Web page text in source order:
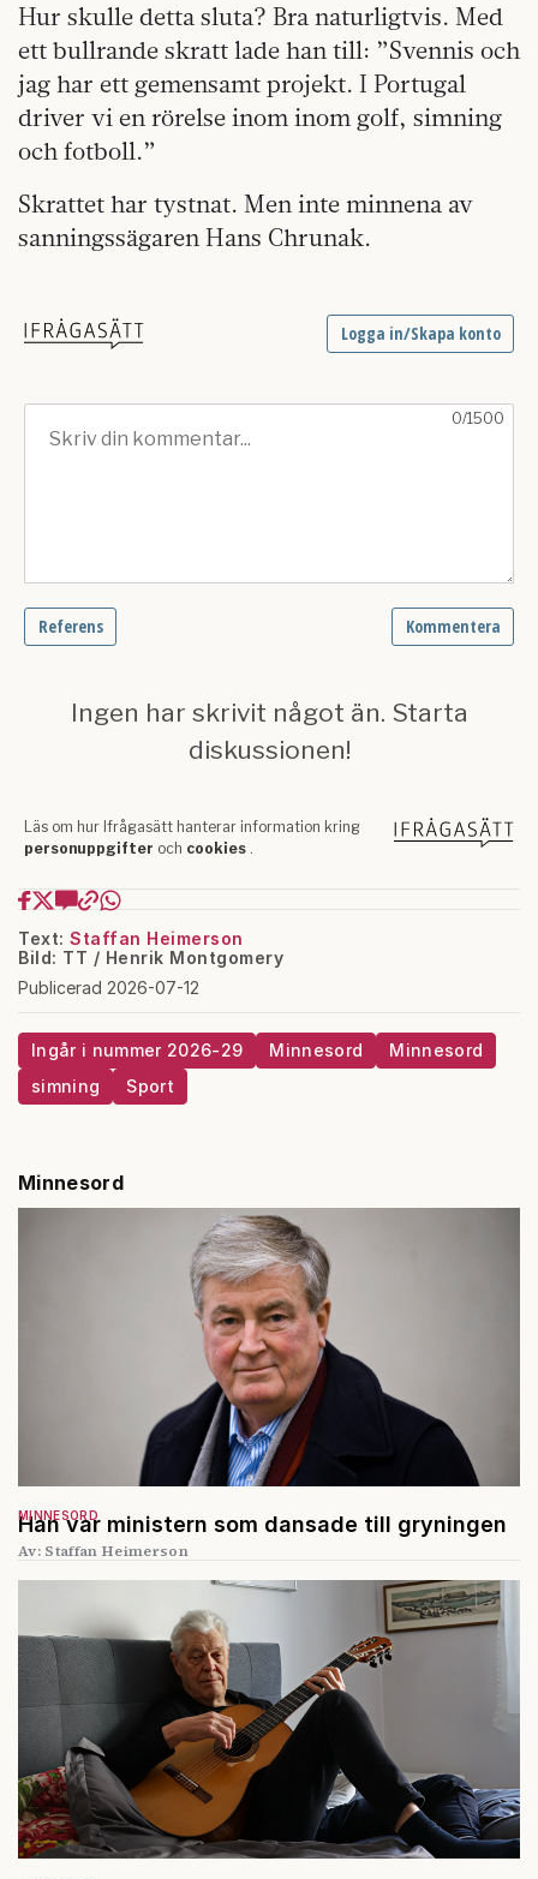
Hur skulle detta sluta? Bra naturligtvis. Med
ett bullrande skratt lade han till: ”Svennis och
jag har ett gemensamt projekt. I Portugal
driver vi en rörelse inom inom golf, simning
och fotboll.”
Skrattet har tystnat. Men inte minnena av
sanningssägaren Hans Chrunak.
Text: Staffan Heimerson
Bild: TT / Henrik Montgomery
Publicerad 2026-07-12
Ingår i nummer 2026-29 Minnesord
Minnesord
simning
Sport
Minnesord
Han var ministern som dansade till gryningen
MINNESORD
Av: Staffan Heimerson